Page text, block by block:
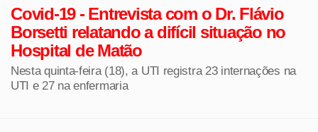
Covid-19 - Entrevista com o Dr. Flávio
Borsetti relatando a difícil situação no
Hospital de Matão
Nesta quinta-feira (18), a UTI registra 23 internações na
UTI e 27 na enfermaria